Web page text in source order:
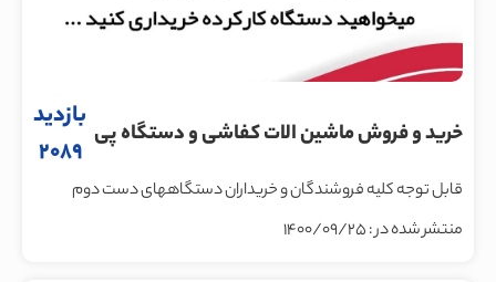
خرید و فروش ماشین الات کفاشی و دستگاه پی بازدید
2089
قابل توجه کلیه فروشندگان و خریداران دستگاههای دست دوم
کفاشی
منتشر شده در : 1400/09/25